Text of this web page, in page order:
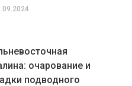
очарование и
подводного